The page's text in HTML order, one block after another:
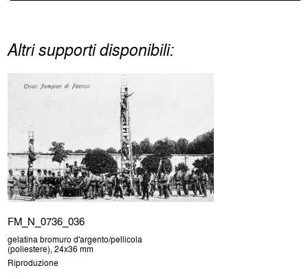
Altri supporti disponibili:
FM_N_0736_036
gelatina bromuro d'argento/pellicola
(poliestere), 24x36 mm
Riproduzione